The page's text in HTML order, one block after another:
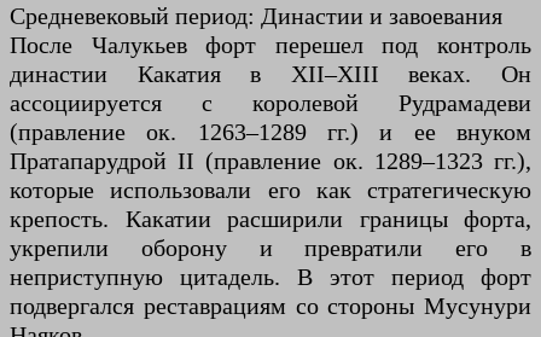
Средневековый период: Династии и завоевания
После Чалукьев форт перешел под контроль
династии Какатия в XII–XIII веках. Он
ассоциируется с королевой Рудрамадеви
(правление ок. 1263–1289 гг.) и ее внуком
Пратапарудрой II (правление ок. 1289–1323 гг.),
которые использовали его как стратегическую
крепость. Какатии расширили границы форта,
укрепили оборону и превратили его в
неприступную цитадель. В этот период форт
подвергался реставрациям со стороны Мусунури